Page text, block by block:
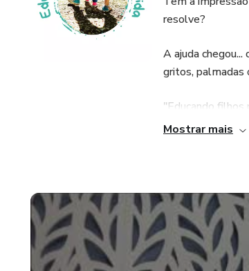
resolve?
A ajuda
gritos, palmadas
"Educando
3) oferecer
desobediência,
4) preparar os
Mostrar mais